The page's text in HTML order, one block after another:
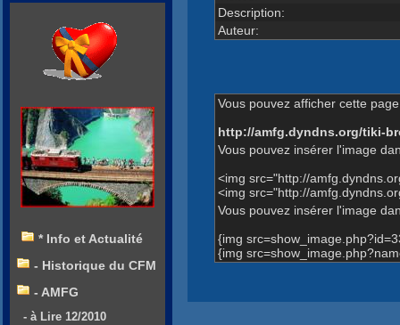
Description:
Auteur:
Vous pouvez afficher cette
http://amfg.dyndns.org/tiki-
Vous pouvez insérer l'image
<img src="http://
<img src="http://
Vous pouvez insérer l'image
{img
{img
* Info et Actualité
- Historique du CFM
- AMFG
- à Lire 12/2010